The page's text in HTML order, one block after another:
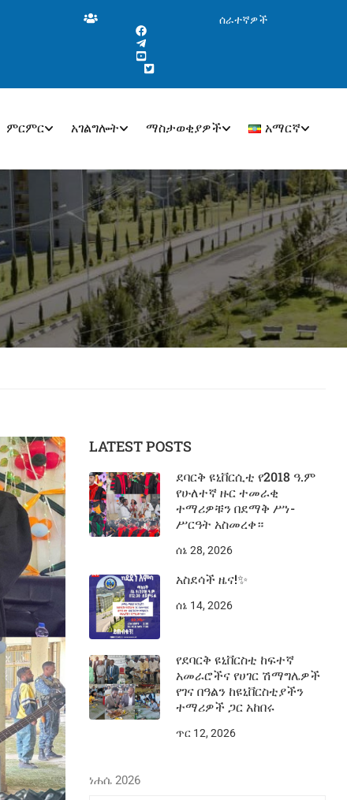
ሰራተኛዎች
ምርምር አገልግሎት ማስታወቂያዎች አማርኛ
LATEST POSTS
ደባርቅ ዩኒቨርሲቲ የ2018 ዓ.ም
የሁለተኛ ዙር ተመራቂ
ተማሪዎቹን በደማቅ ሥነ-
ሥርዓት አስመረቀ።
ሰኔ 28, 2026
አስደሳች ዜና!✨
ሰኔ 14, 2026
የደባርቅ ዩኒቨርስቲ ከፍተኛ
አመራሮችና የሀገር ሽማግሌዎች
የገና በዓልን ከዩኒቨርስቲያችን
ተማሪዎች ጋር አከበሩ
ጥር 12, 2026
ነሐሴ 2026